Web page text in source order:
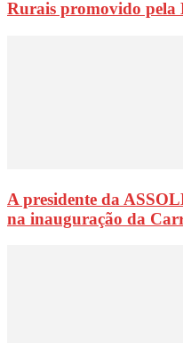
Rurais promovido pela
A presidente da
na inauguração da